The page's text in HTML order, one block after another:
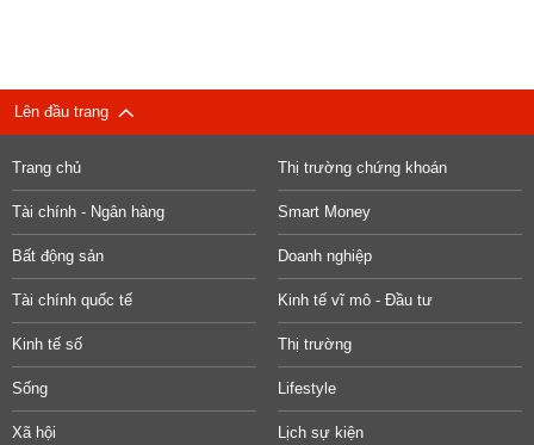
Lên đầu trang
Trang chủ Thị trường chứng khoán
Tài chính - Ngân hàng Smart Money
Bất động sản Doanh nghiệp
Tài chính quốc tế Kinh tế vĩ mô - Đầu tư
Kinh tế số Thị trường
Sống Lifestyle
Xã hội Lịch sự kiện